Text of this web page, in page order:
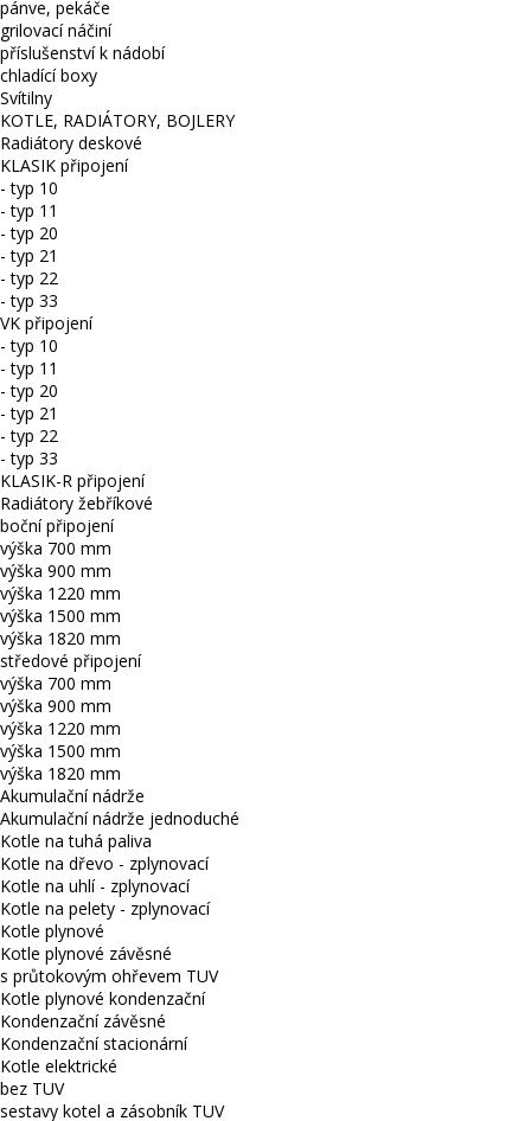
pánve, pekáče
grilovací náčiní
příslušenství k nádobí
chladící boxy
Svítilny
KOTLE, RADIÁTORY, BOJLERY
Radiátory deskové
KLASIK připojení
- typ 10
- typ 11
- typ 20
- typ 21
- typ 22
- typ 33
VK připojení
- typ 10
- typ 11
- typ 20
- typ 21
- typ 22
- typ 33
KLASIK-R připojení
Radiátory žebříkové
boční připojení
výška 700 mm
výška 900 mm
výška 1220 mm
výška 1500 mm
výška 1820 mm
středové připojení
výška 700 mm
výška 900 mm
výška 1220 mm
výška 1500 mm
výška 1820 mm
Akumulační nádrže
Akumulační nádrže jednoduché
Kotle na tuhá paliva
Kotle na dřevo - zplynovací
Kotle na uhlí - zplynovací
Kotle na pelety - zplynovací
Kotle plynové
Kotle plynové závěsné
s průtokovým ohřevem TUV
Kotle plynové kondenzační
Kondenzační závěsné
Kondenzační stacionární
Kotle elektrické
bez TUV
sestavy kotel a zásobník TUV